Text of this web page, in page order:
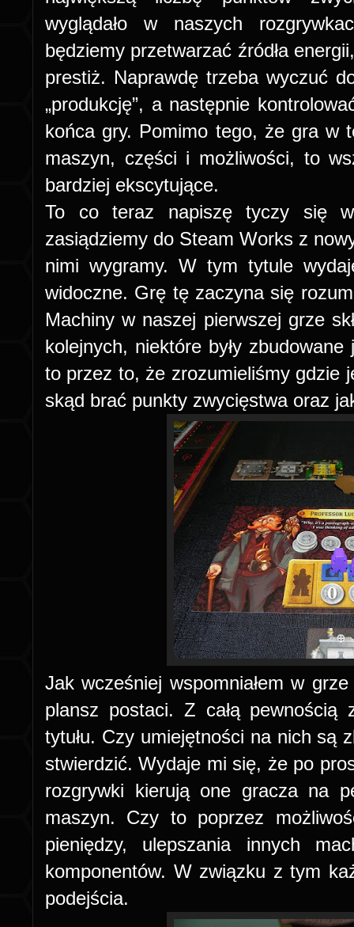
wyglądało w naszych
będziemy przetwarzać źródła
prestiż. Naprawdę trzeba wyczuć
„produkcję”, a następnie
końca gry. Pomimo tego, że gra w
maszyn, części i możliwości, to
bardziej ekscytujące.
To co teraz napiszę tyczy się
zasiądziemy do Steam Works z
nimi wygramy. W tym tytule
widoczne. Grę tę zaczyna się
Machiny w naszej pierwszej grze
kolejnych, niektóre były
to przez to, że zrozumieliśmy gdzie
skąd brać punkty zwycięstwa oraz
Jak wcześniej wspomniałem w
plansz postaci. Z całą pewnością
tytułu. Czy umiejętności na nich są
stwierdzić. Wydaje mi się, że po
rozgrywki kierują one gracza na
maszyn. Czy to poprzez
pieniędzy, ulepszania innych
komponentów. W związku z tym
podejścia.